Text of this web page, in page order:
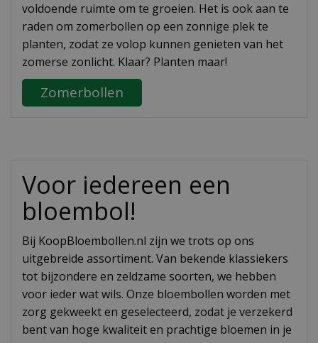
voldoende ruimte om te groeien. Het is ook aan te
raden om zomerbollen op een zonnige plek te
planten, zodat ze volop kunnen genieten van het
zomerse zonlicht. Klaar? Planten maar!
Zomerbollen
Voor iedereen een
bloembol!
Bij KoopBloembollen.nl zijn we trots op ons
uitgebreide assortiment. Van bekende klassiekers
tot bijzondere en zeldzame soorten, we hebben
voor ieder wat wils. Onze bloembollen worden met
zorg gekweekt en geselecteerd, zodat je verzekerd
bent van hoge kwaliteit en prachtige bloemen in je